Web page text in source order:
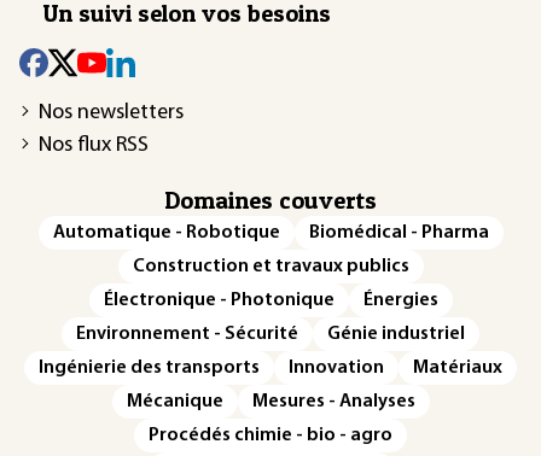
Un suivi selon vos besoins
Nos newsletters
Nos flux RSS
Domaines couverts
Automatique - Robotique
Biomédical - Pharma
Construction et travaux publics
Électronique - Photonique
Énergies
Environnement - Sécurité
Génie industriel
Ingénierie des transports
Innovation
Matériaux
Mécanique
Mesures - Analyses
Procédés chimie - bio - agro